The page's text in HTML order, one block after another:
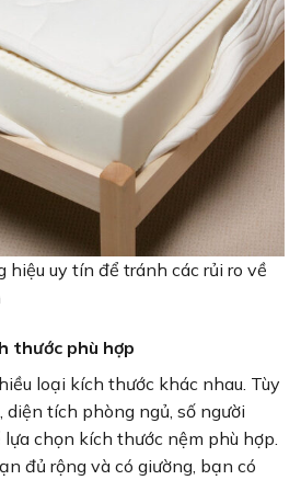
hiệu uy tín để tránh các rủi ro về
thước phù hợp
loại kích thước khác nhau. Tùy
diện tích phòng ngủ, số người
chọn kích thước nệm phù hợp.
đủ rộng và có giường, bạn có